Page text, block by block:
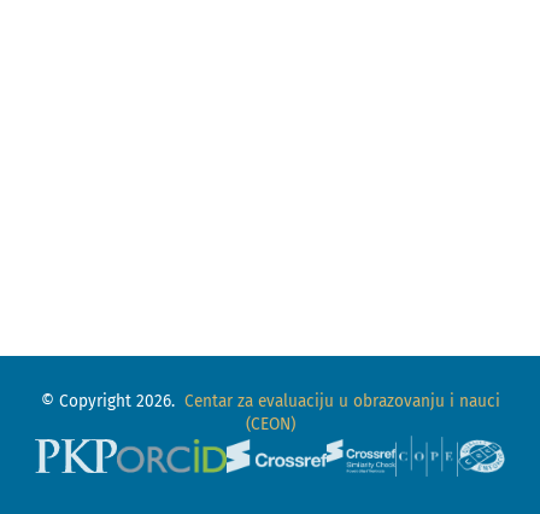
© Copyright 2026. Centar za evaluaciju u obrazovanju i nauci
(CEON)